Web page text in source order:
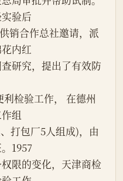
验后
销合作总社邀请，派
内红
研究，提出了有效防
组
打包厂5人组成)，由
1957
限的变化，天津商检